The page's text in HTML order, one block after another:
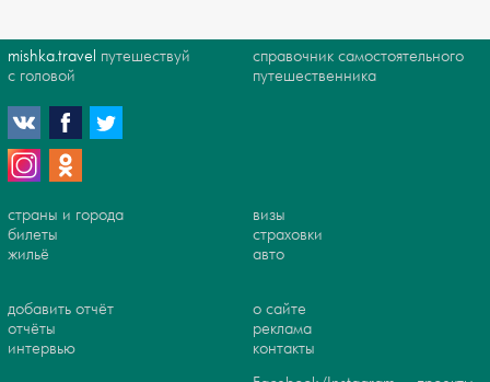
mishka.travel путешествуй
с головой
справочник самостоятельного
путешественника
страны и города
билеты
жильё
визы
страховки
авто
добавить отчёт
отчёты
интервью
о сайте
реклама
контакты